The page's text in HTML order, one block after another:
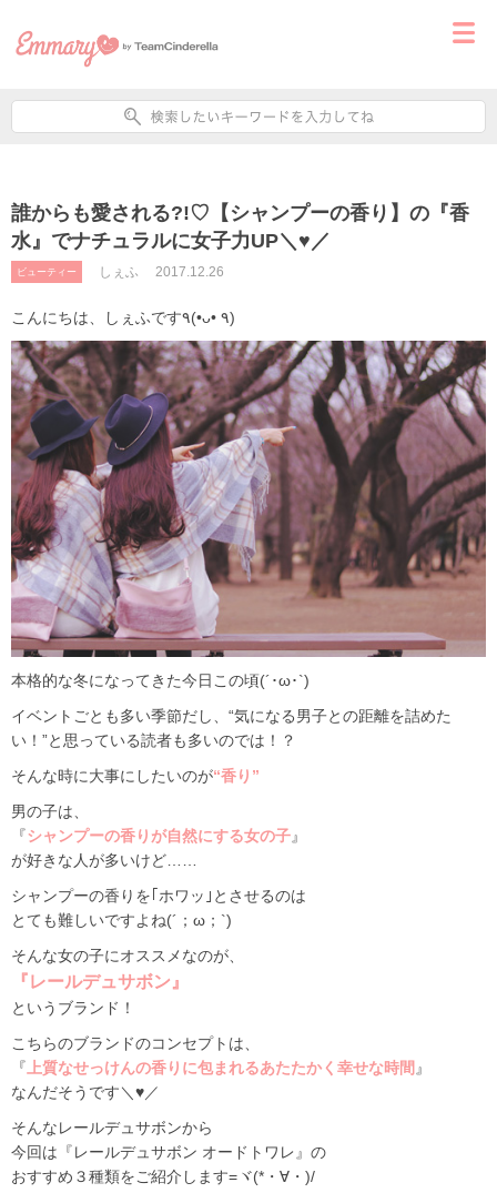
誰からも愛される?!♡【シャンプーの香り】の『香
水』でナチュラルに女子力UP＼♥／
ビューティー しぇふ 2017.12.26
こんにちは、しぇふです٩(•ᴗ• ٩)
本格的な冬になってきた今日この頃(´･ω･`)
イベントごとも多い季節だし、“気になる男子との距離を詰めた
い！”と思っている読者も多いのでは！？
そんな時に大事にしたいのが“香り”
男の子は、
『シャンプーの香りが自然にする女の子』
が好きな人が多いけど……
シャンプーの香りを｢ホワッ｣とさせるのは
とても難しいですよね(´；ω；`)
そんな女の子にオススメなのが、
『レールデュサボン』
というブランド！
こちらのブランドのコンセプトは、
『 上質なせっけんの香りに包まれるあたたかく幸せな時間 』
なんだそうです＼♥／
そんなレールデュサボンから
今回は『レールデュサボン オードトワレ』の
おすすめ３種類をご紹介します=ヾ(*・∀・)/